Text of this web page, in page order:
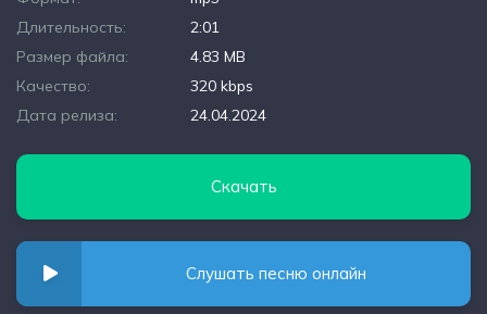
Длительность:
2:01
Размер файла:
4.83 MB
Качество:
320 kbps
Дата релиза:
24.04.2024
Скачать
Слушать песню онлайн